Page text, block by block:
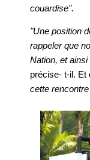
couardise".
"Une position
rappeler que
Nation, et
précise- t-il. Et
cette